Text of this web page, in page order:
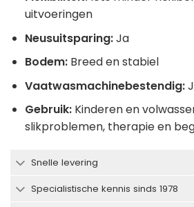
uitvoeringen
Neusuitsparing:Ja
Bodem:Breed en stabiel
Vaatwasmachinebestendig:
Gebruik:Kinderen en
slikproblemen, therapie en
Snelle levering
Specialistische kennis sinds 1978